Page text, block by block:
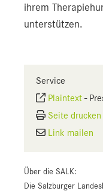
ihrem
unterstützen.
Service
Plaintext -
Seite drucken
Link mailen
Über die SALK:
Die Salzburger